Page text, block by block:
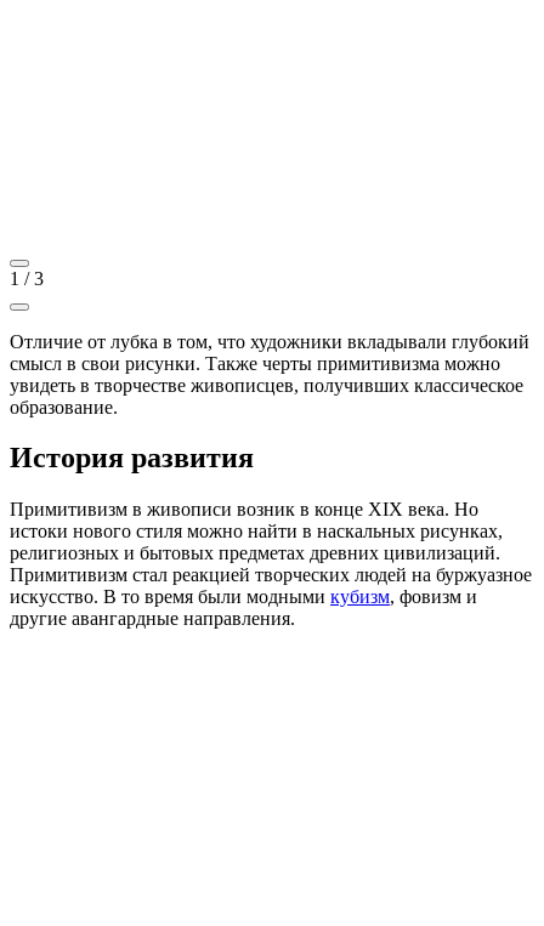
1 /3
Отличие от лубка в том, что художники вкладывали глубокий
смысл в свои рисунки. Также черты примитивизма можно
увидеть в творчестве живописцев, получивших классическое
образование.
История развития
Примитивизм в живописи возник в конце XIX века. Но
истоки нового стиля можно найти в наскальных рисунках,
религиозных и бытовых предметах древних цивилизаций.
Примитивизм стал реакцией творческих людей на буржуазное
искусство. В то время были модными кубизм, фовизм и
другие авангардные направления.